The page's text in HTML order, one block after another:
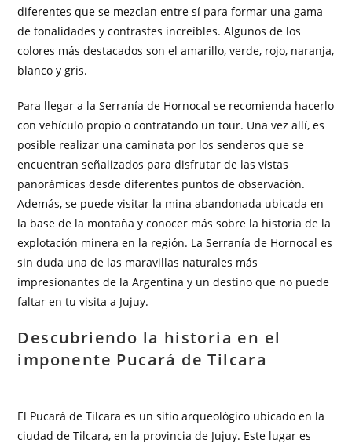
diferentes que se mezclan entre sí para formar una gama
de tonalidades y contrastes increíbles. Algunos de los
colores más destacados son el amarillo, verde, rojo, naranja,
blanco y gris.
Para llegar a la Serranía de Hornocal se recomienda hacerlo
con vehículo propio o contratando un tour. Una vez allí, es
posible realizar una caminata por los senderos que se
encuentran señalizados para disfrutar de las vistas
panorámicas desde diferentes puntos de observación.
Además, se puede visitar la mina abandonada ubicada en
la base de la montaña y conocer más sobre la historia de la
explotación minera en la región. La Serranía de Hornocal es
sin duda una de las maravillas naturales más
impresionantes de la Argentina y un destino que no puede
faltar en tu visita a Jujuy.
Descubriendo la historia en el
imponente Pucará de Tilcara
El Pucará de Tilcara es un sitio arqueológico ubicado en la
ciudad de Tilcara, en la provincia de Jujuy. Este lugar es